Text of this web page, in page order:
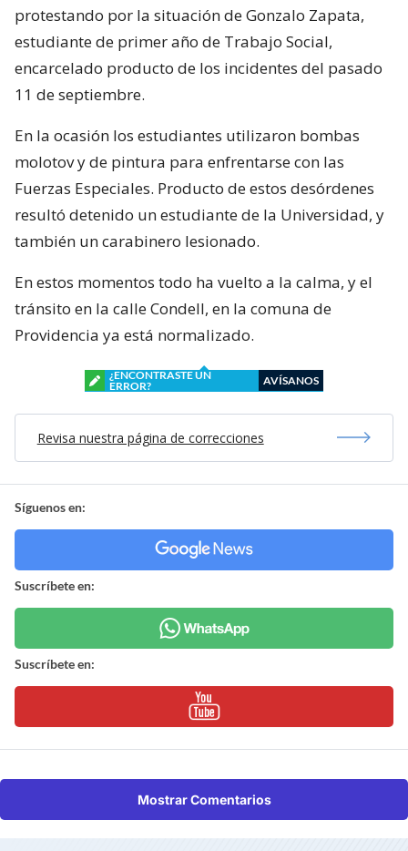
protestando por la situación de Gonzalo Zapata,
estudiante de primer año de Trabajo Social,
encarcelado producto de los incidentes del pasado
11 de septiembre.
En la ocasión los estudiantes utilizaron bombas
molotov y de pintura para enfrentarse con las
Fuerzas Especiales. Producto de estos desórdenes
resultó detenido un estudiante de la Universidad, y
también un carabinero lesionado.
En estos momentos todo ha vuelto a la calma, y el
tránsito en la calle Condell, en la comuna de
Providencia ya está normalizado.
¿ENCONTRASTE UN
ERROR?
AVÍSANOS
Revisa nuestra página de correcciones
Síguenos en:
Suscríbete en:
Suscríbete en:
Mostrar Comentarios